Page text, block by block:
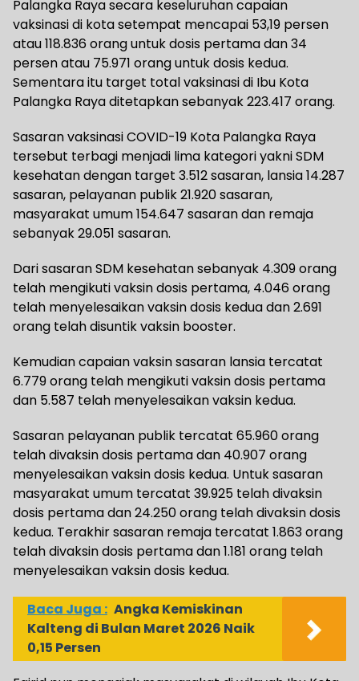
Palangka Raya secara keseluruhan capaian
vaksinasi di kota setempat mencapai 53,19 persen
atau 118.836 orang untuk dosis pertama dan 34
persen atau 75.971 orang untuk dosis kedua.
Sementara itu target total vaksinasi di Ibu Kota
Palangka Raya ditetapkan sebanyak 223.417 orang.
Sasaran vaksinasi COVID-19 Kota Palangka Raya
tersebut terbagi menjadi lima kategori yakni SDM
kesehatan dengan target 3.512 sasaran, lansia 14.287
sasaran, pelayanan publik 21.920 sasaran,
masyarakat umum 154.647 sasaran dan remaja
sebanyak 29.051 sasaran.
Dari sasaran SDM kesehatan sebanyak 4.309 orang
telah mengikuti vaksin dosis pertama, 4.046 orang
telah menyelesaikan vaksin dosis kedua dan 2.691
orang telah disuntik vaksin booster.
Kemudian capaian vaksin sasaran lansia tercatat
6.779 orang telah mengikuti vaksin dosis pertama
dan 5.587 telah menyelesaikan vaksin kedua.
Sasaran pelayanan publik tercatat 65.960 orang
telah divaksin dosis pertama dan 40.907 orang
menyelesaikan vaksin dosis kedua. Untuk sasaran
masyarakat umum tercatat 39.925 telah divaksin
dosis pertama dan 24.250 orang telah divaksin dosis
kedua. Terakhir sasaran remaja tercatat 1.863 orang
telah divaksin dosis pertama dan 1.181 orang telah
menyelesaikan vaksin dosis kedua.
Baca Juga : Angka Kemiskinan
Kalteng di Bulan Maret 2026 Naik
0,15 Persen